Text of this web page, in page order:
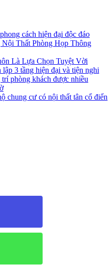
cách hiện đại độc đáo
Thất Phòng Họp Thông
Là Lựa Chọn Tuyệt Vời
3 tầng hiện đại và tiện nghi
phòng khách được nhiều
chung cư có nội thất tân cổ điển